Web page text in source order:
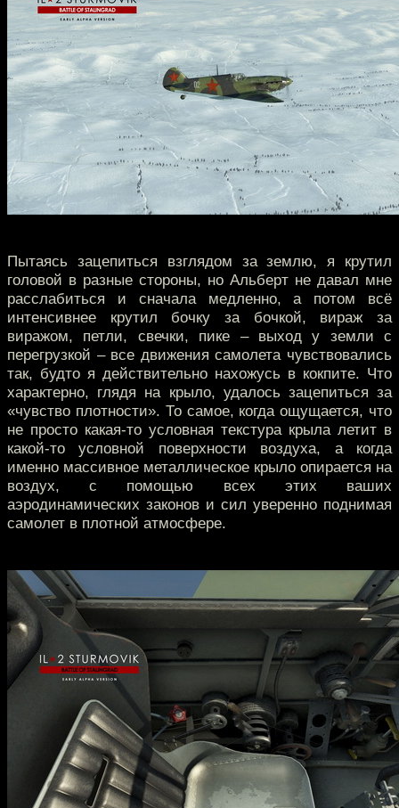
Пытаясь зацепиться взглядом за землю, я крутил
головой в разные стороны, но Альберт не давал мне
расслабиться и сначала медленно, а потом всё
интенсивнее крутил бочку за бочкой, вираж за
виражом, петли, свечки, пике – выход у земли с
перегрузкой – все движения самолета чувствовались
так, будто я действительно нахожусь в кокпите. Что
характерно, глядя на крыло, удалось зацепиться за
«чувство плотности». То самое, когда ощущается, что
не просто какая-то условная текстура крыла летит в
какой-то условной поверхности воздуха, а когда
именно массивное металлическое крыло опирается на
воздух, с помощью всех этих ваших
аэродинамических законов и сил уверенно поднимая
самолет в плотной атмосфере.